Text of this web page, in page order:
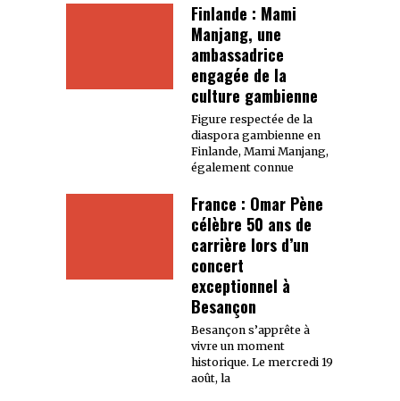
Finlande : Mami
Manjang, une
ambassadrice
engagée de la
culture gambienne
Figure respectée de la
diaspora gambienne en
Finlande, Mami Manjang,
également connue
France : Omar Pène
célèbre 50 ans de
carrière lors d’un
concert
exceptionnel à
Besançon
Besançon s’apprête à
vivre un moment
historique. Le mercredi 19
août, la